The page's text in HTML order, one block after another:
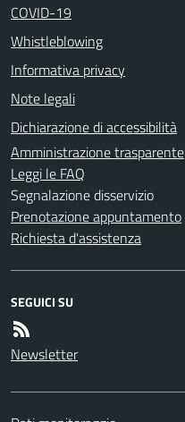
COVID-19
Whistleblowing
Informativa privacy
Note legali
Dichiarazione di accessibilità
Amministrazione trasparente
Leggi le FAQ
Segnalazione disservizio
Prenotazione appuntamento
Richiesta d'assistenza
SEGUICI SU
Newsletter